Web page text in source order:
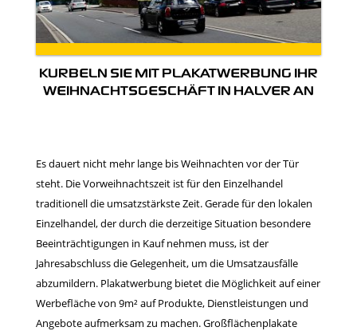
KURBELN SIE MIT PLAKATWERBUNG IHR
WEIHNACHTSGESCHÄFT IN HALVER AN
Es dauert nicht mehr lange bis Weihnachten vor der Tür
steht. Die Vorweihnachtszeit ist für den Einzelhandel
traditionell die umsatzstärkste Zeit. Gerade für den lokalen
Einzelhandel, der durch die derzeitige Situation besondere
Beeinträchtigungen in Kauf nehmen muss, ist der
Jahresabschluss die Gelegenheit, um die Umsatzausfälle
abzumildern. Plakatwerbung bietet die Möglichkeit auf einer
Werbefläche von 9m² auf Produkte, Dienstleistungen und
Angebote aufmerksam zu machen. Großflächenplakate